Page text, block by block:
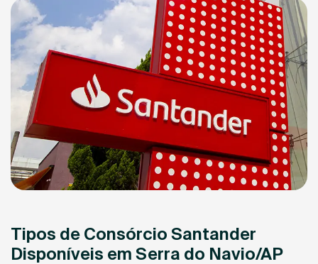
Tipos de Consórcio Santander
Disponíveis em Serra do Navio/AP